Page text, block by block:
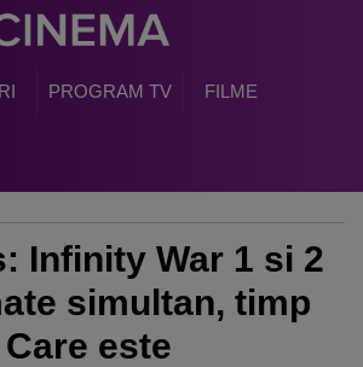
PROGRAM TV FILME
Infinity War 1 si 2
simultan, timp
este